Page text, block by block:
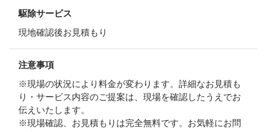
駆除サービス
現地確認後お見積もり
注意事項
※現場の状況により料金が変わります。詳細なお見積も
り・サービス内容のご提案は、現場を確認したうえでお
伝えいたします。
※現場確認、お見積もりは完全無料です。お気軽にお問